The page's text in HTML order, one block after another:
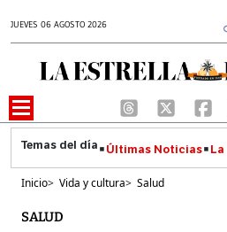
JUEVES 06 AGOSTO 2026
Últimas Noticias
Inicio> Vida y cultura> Salud
SALUD